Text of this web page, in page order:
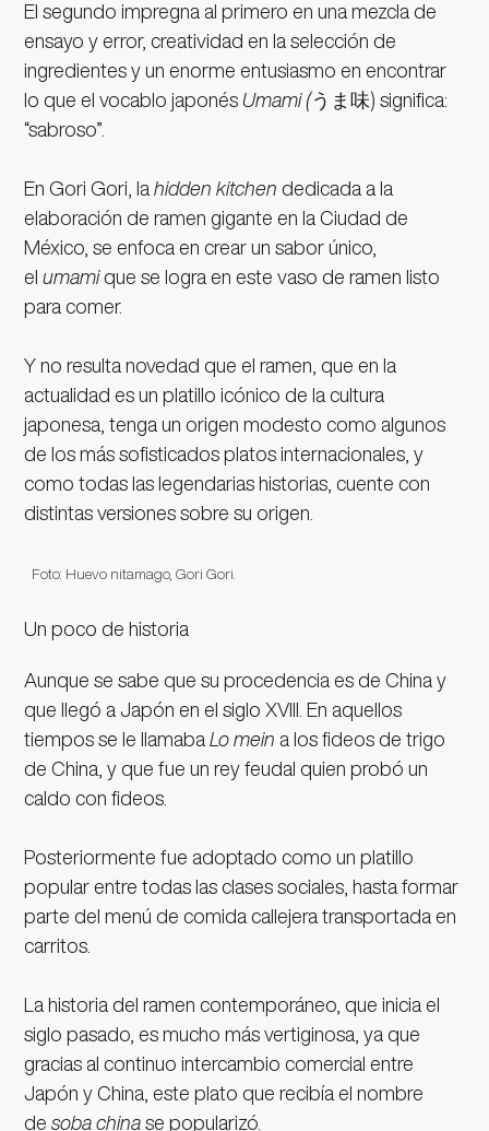
El segundo impregna al primero en una mezcla de
ensayo y error, creatividad en la selección de
ingredientes y un enorme entusiasmo en encontrar
lo que el vocablo japonés Umami (うま味) significa:
“sabroso”.
En Gori Gori, lahidden kitchen dedicada a la
elaboración de ramen gigante en la Ciudad de
México, se enfoca en crear un sabor único,
elumamique se logra en este vaso de ramen listo
para comer.
Y no resulta novedad que el ramen, que en la
actualidad es un platillo icónico de la cultura
japonesa, tenga un origen modesto como algunos
de los más sofisticados platos internacionales, y
como todas las legendarias historias, cuente con
distintas versiones sobre su origen.
Foto: Huevo nitamago, Gori Gori.
Un poco de historia
Aunque se sabe que su procedencia es de China y
que llegó a Japón en el siglo XVIII. En aquellos
tiempos se le llamabaLo mein a los fideos de trigo
de China, y que fue un rey feudal quien probó un
caldo con fideos.
Posteriormente fue adoptado como un platillo
popular entre todas las clases sociales, hasta formar
parte del menú de comida callejera transportada en
carritos.
La historia del ramen contemporáneo, que inicia el
siglo pasado, es mucho más vertiginosa, ya que
gracias al continuo intercambio comercial entre
Japón y China, este plato que recibía el nombre
desoba chinase popularizó.